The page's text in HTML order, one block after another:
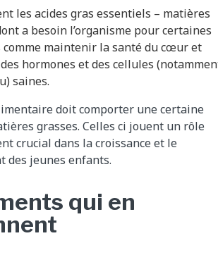
les acides gras essentiels – matières
a besoin l’organisme pour certaines
comme maintenir la santé du cœur et
hormones et des cellules
saines.
doit comporter une certaine
grasses. Celles ci jouent un rôle
crucial dans la croissance et le
des jeunes enfants.
qui en